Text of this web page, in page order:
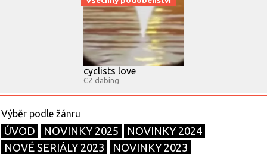
cyclists love
CZ dabing
ÚVOD NOVINKY 2025
NOVINKY 2024
NOVÉ SERIÁLY 2023
NOVINKY 2023